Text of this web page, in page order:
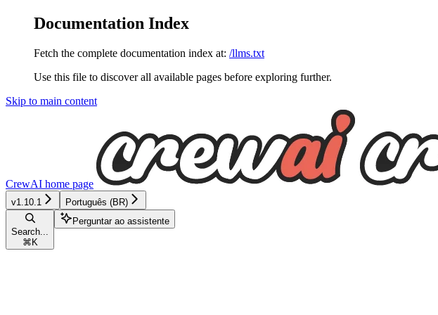
Documentation Index
Fetch the complete documentation index at: /llms.txt
Use this file to discover all available pages before exploring further.
Skip to main content
CrewAI home page
v1.10.1 Português (BR)
Search...
⌘ K
Perguntar ao assistente